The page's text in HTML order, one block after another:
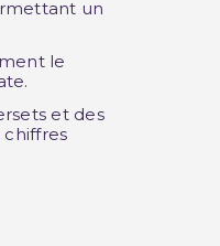
un
le
et des
chiffres